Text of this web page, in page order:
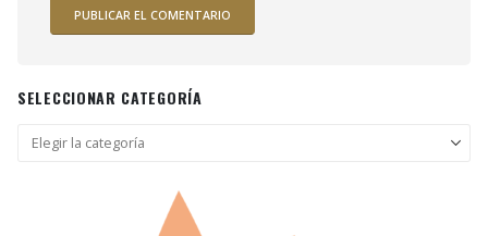
SELECCIONAR CATEGORÍA
Seleccionar
categoría